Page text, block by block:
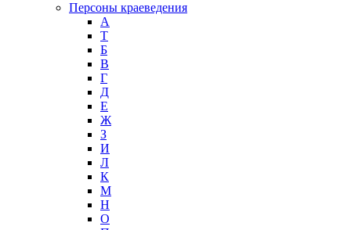
Персоны краеведения
А
T
Б
В
Г
Д
Е
Ж
З
И
Л
К
М
Н
О